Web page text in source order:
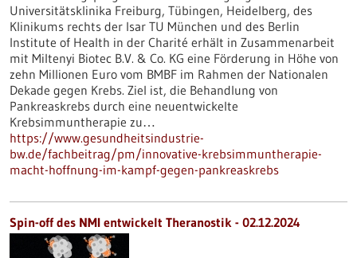
Universitätsklinika Freiburg, Tübingen, Heidelberg, des
Klinikums rechts der Isar TU München und des Berlin
Institute of Health in der Charité erhält in Zusammenarbeit
mit Miltenyi Biotec B.V. & Co. KG eine Förderung in Höhe von
zehn Millionen Euro vom BMBF im Rahmen der Nationalen
Dekade gegen Krebs. Ziel ist, die Behandlung von
Pankreaskrebs durch eine neuentwickelte
Krebsimmuntherapie zu…
https://www.gesundheitsindustrie-
bw.de/fachbeitrag/pm/innovative-krebsimmuntherapie-
macht-hoffnung-im-kampf-gegen-pankreaskrebs
Spin-off des NMI entwickelt Theranostik - 02.12.2024